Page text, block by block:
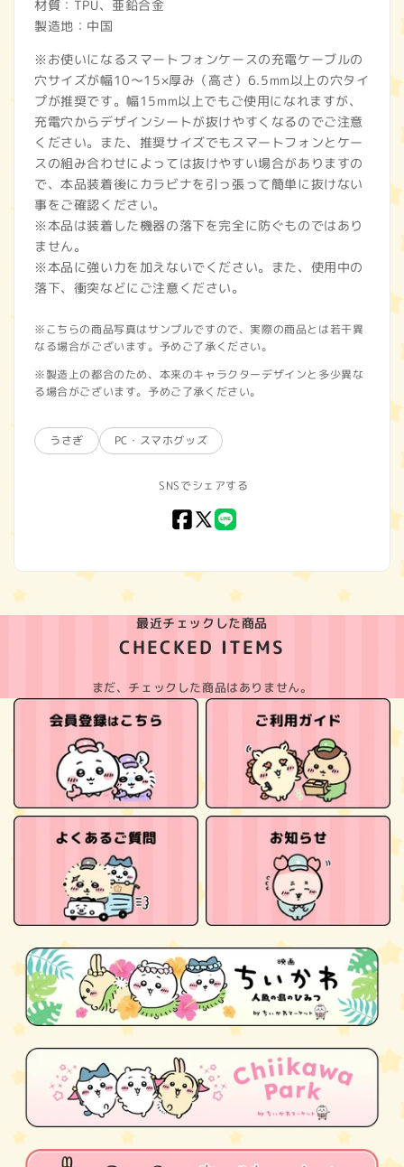
材質：TPU、亜鉛合金
製造地：中国
※お使いになるスマートフォンケースの充電ケーブルの
穴サイズが幅10～15×厚み（高さ）6.5mm以上の穴タイ
プが推奨です。幅15mm以上でもご使用になれますが、
充電穴からデザインシートが抜けやすくなるのでご注意
ください。また、推奨サイズでもスマートフォンとケー
スの組み合わせによっては抜けやすい場合がありますの
で、本品装着後にカラビナを引っ張って簡単に抜けない
事をご確認ください。
※本品は装着した機器の落下を完全に防ぐものではあり
ません。
※本品に強い力を加えないでください。また、使用中の
落下、衝突などにご注意ください。
※こちらの商品写真はサンプルですので、実際の商品とは若干異
なる場合がございます。予めご了承ください。
※製造上の都合のため、本来のキャラクターデザインと多少異な
る場合がございます。予めご了承ください。
うさぎ PC・スマホグッズ
SNSでシェアする
Facebook
X
最近チェックした商品
CHECKED ITEMS
まだ、チェックした商品はありません。